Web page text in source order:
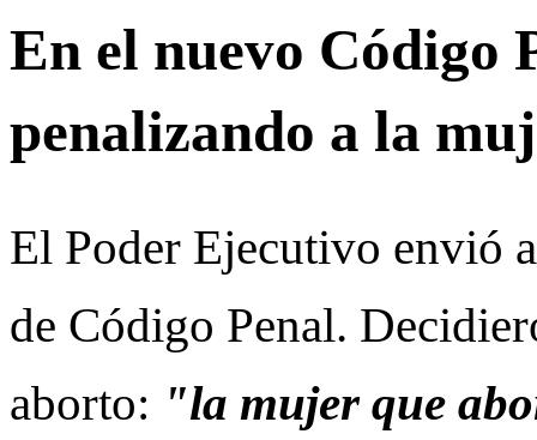
En el nuevo Código
penalizando a la
El Poder Ejecutivo envió
de Código Penal.
aborto: "la mujer que